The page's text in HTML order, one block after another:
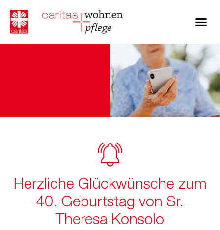
Herzliche Glückwünsche zum
40. Geburtstag von Sr.
Theresa Konsolo